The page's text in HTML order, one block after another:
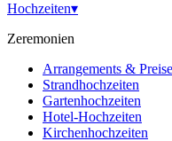
Hochzeiten▾
Zeremonien
Arrangements & Preise
Strandhochzeiten
Gartenhochzeiten
Hotel-Hochzeiten
Kirchenhochzeiten